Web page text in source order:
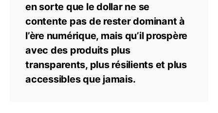
en sorte que le dollar ne se
contente pas de rester dominant à
l’ère numérique, mais qu’il prospère
avec des produits plus
transparents, plus résilients et plus
accessibles que jamais.